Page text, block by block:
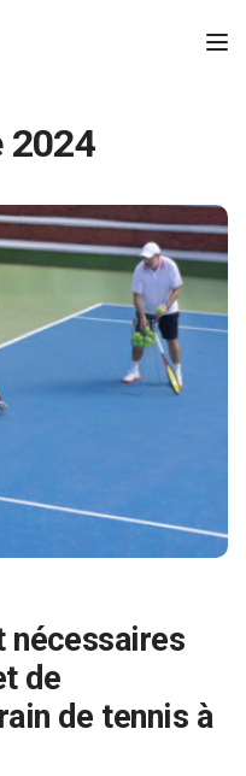
2024
nécessaires
de
de tennis à